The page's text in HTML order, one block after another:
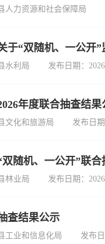
人力资源和社会保障局
于“双随机、一公开
水利局 发布日期：
年度联合抽查结果
文化和旅游局 发布日期
双随机、一公开”联
林业局 发布日期：
查结果公示
工业和信息化局 发布日